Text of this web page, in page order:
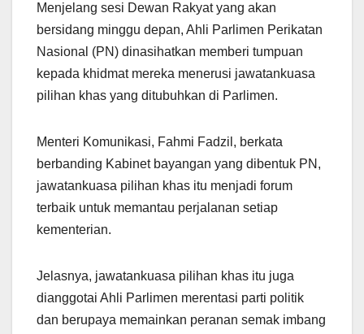
at
s
A
p
e
gr
a
m
c
e
b
o
k
ail ar
e
Menjelang sesi Dewan Rakyat yang akan
bersidang minggu depan, Ahli Parlimen Perikatan
Nasional (PN) dinasihatkan memberi tumpuan
kepada khidmat mereka menerusi jawatankuasa
pilihan khas yang ditubuhkan di Parlimen.
Menteri Komunikasi, Fahmi Fadzil, berkata
berbanding Kabinet bayangan yang dibentuk PN,
jawatankuasa pilihan khas itu menjadi forum
terbaik untuk memantau perjalanan setiap
kementerian.
Jelasnya, jawatankuasa pilihan khas itu juga
dianggotai Ahli Parlimen merentasi parti politik
dan berupaya memainkan peranan semak imbang